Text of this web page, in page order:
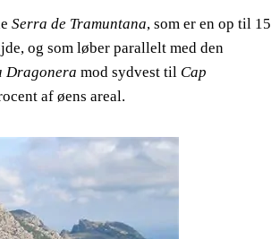
Serra de Tramuntana, som er en op til 15
og som løber parallelt med den
Dragonera mod sydvest til Cap
af øens areal.